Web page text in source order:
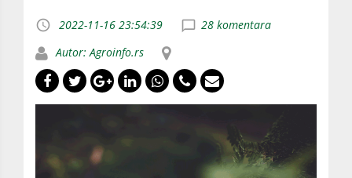
2022-11-16 23:54:39
28 komentara
Autor: Agroinfo.rs